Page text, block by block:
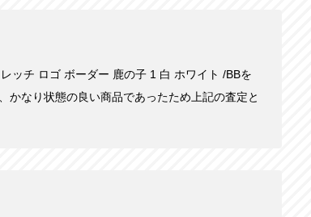
ッチ ロゴ ボーダー 鹿の子 1 白 ホワイト /BBを
かなり状態の良い商品であったため上記の査定と